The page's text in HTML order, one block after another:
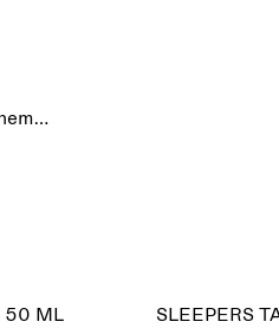
50 ML
SLEEPERS